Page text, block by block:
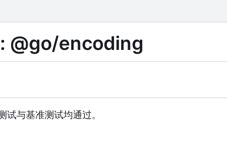
@go/encoding
试与基准测试均通过。